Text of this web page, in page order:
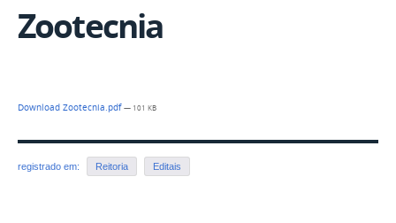
Zootecnia
Download Zootecnia.pdf— 101 KB
registrado em: Reitoria Editais